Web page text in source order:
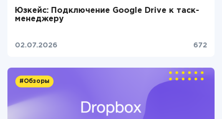
Юзкейс: Подключение Google Drive к таск-
менеджеру
02.07.2026 672
#Обзоры